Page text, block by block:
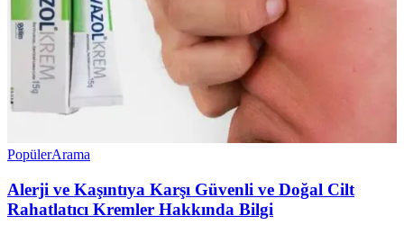
PopülerArama
Alerji ve Kaşıntıya Karşı Güvenli ve Doğal Cilt
Rahatlatıcı Kremler Hakkında Bilgi